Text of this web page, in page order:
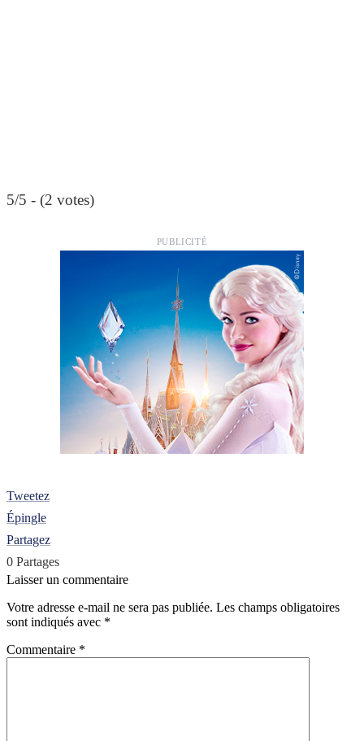
5/5 - (2 votes)
PUBLICITÉ
Tweetez
Épingle
Partagez
0 Partages
Laisser un commentaire
Votre adresse e-mail ne sera pas publiée. Les champs obligatoires
sont indiqués avec *
Commentaire *